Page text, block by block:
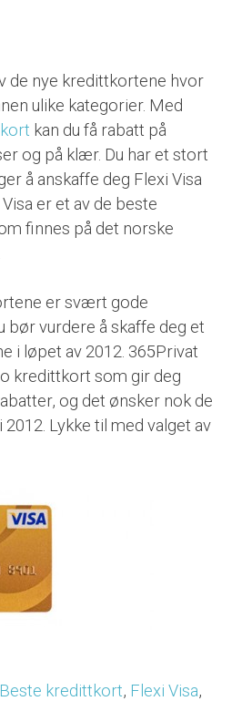
de nye kredittkortene hvor
ulike kategorier. Med
kan du få rabatt på
og på klær. Du har et stort
å anskaffe deg Flexi Visa
er et av de beste
finnes på det norske
er svært gode
bør vurdere å skaffe deg et
i løpet av 2012. 365Privat
kredittkort som gir deg
og det ønsker nok de
2012. Lykke til med valget av
Beste kredittkort, Flexi Visa,